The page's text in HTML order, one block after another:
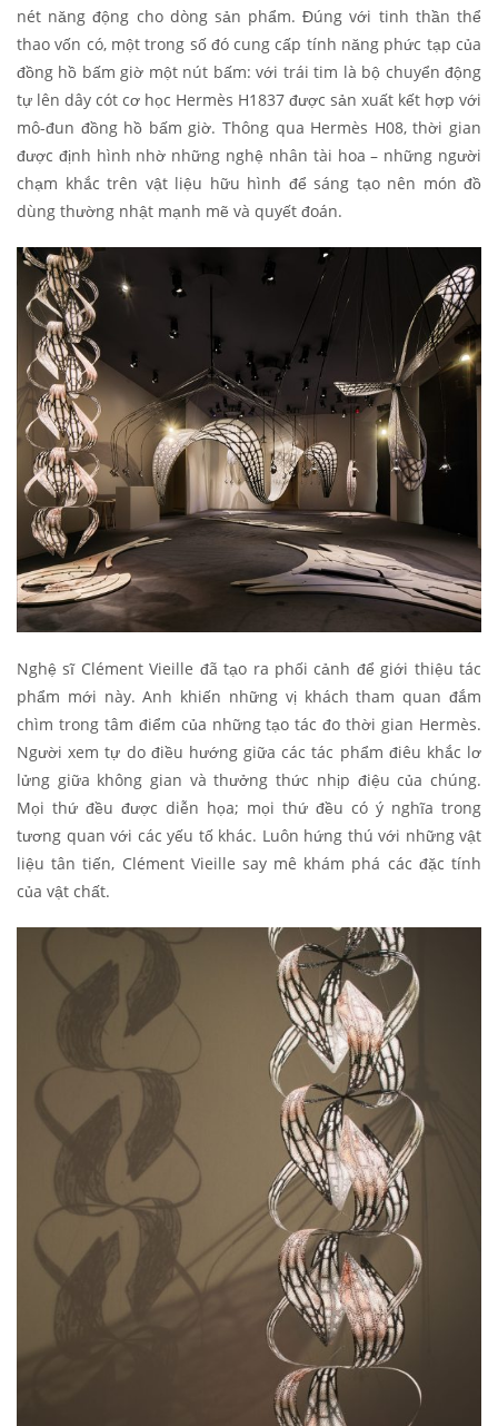
nét năng động cho dòng sản phẩm. Đúng với tinh thần thể
thao vốn có, một trong số đó cung cấp tính năng phức tạp của
đồng hồ bấm giờ một nút bấm: với trái tim là bộ chuyển động
tự lên dây cót cơ học Hermès H1837 được sản xuất kết hợp với
mô-đun đồng hồ bấm giờ. Thông qua Hermès H08, thời gian
được định hình nhờ những nghệ nhân tài hoa – những người
chạm khắc trên vật liệu hữu hình để sáng tạo nên món đồ
dùng thường nhật mạnh mẽ và quyết đoán.
Nghệ sĩ Clément Vieille đã tạo ra phối cảnh để giới thiệu tác
phẩm mới này. Anh khiến những vị khách tham quan đắm
chìm trong tâm điểm của những tạo tác đo thời gian Hermès.
Người xem tự do điều hướng giữa các tác phẩm điêu khắc lơ
lửng giữa không gian và thưởng thức nhịp điệu của chúng.
Mọi thứ đều được diễn họa; mọi thứ đều có ý nghĩa trong
tương quan với các yếu tố khác. Luôn hứng thú với những vật
liệu tân tiến, Clément Vieille say mê khám phá các đặc tính
của vật chất.